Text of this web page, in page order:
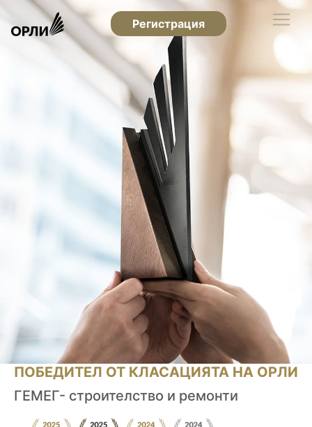
Регистрация
ПОБЕДИТЕЛ ОТ КЛАСАЦИЯТА НА ОРЛИ
ГЕМЕГ- строителство и ремонти